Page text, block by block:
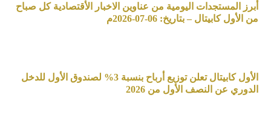
أبرز المستجدات اليومية من عناوين الاخبار الأقتصادية كل صباح
من الأول كابيتال – بتاريخ: 06-07-2026م
الأول كابيتال تعلن توزيع أرباح بنسبة 3% لصندوق الأول للدخل
الدوري عن النصف الأول من 2026